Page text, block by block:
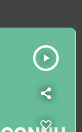
play_arrow